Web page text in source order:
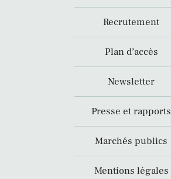
Recrutement
Plan d’accès
Newsletter
Presse et rapports
Marchés publics
Mentions légales